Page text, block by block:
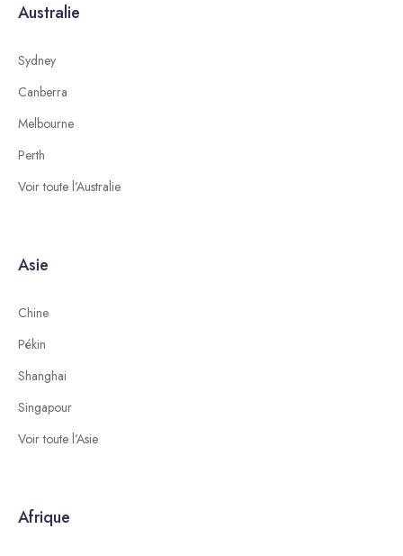
Australie
Sydney
Canberra
Melbourne
Perth
Voir toute l’Australie
Asie
Chine
Pékin
Shanghai
Singapour
Voir toute l’Asie
Afrique